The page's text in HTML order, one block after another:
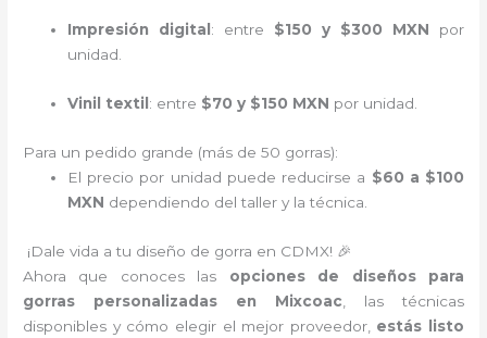
Impresión digital : entre $150 y $300 MXN por
unidad.
Vinil textil : entre $70 y $150 MXN por unidad.
Para un pedido grande (más de 50 gorras):
El precio por unidad puede reducirse a $60 a $100
MXN dependiendo del taller y la técnica.
¡Dale vida a tu diseño de gorra en CDMX! 🎉
Ahora que conoces las opciones de diseños para
gorras personalizadas en Mixcoac , las técnicas
disponibles y cómo elegir el mejor proveedor, estás listo